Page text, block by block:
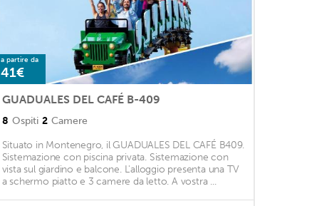
a partire da
41€
GUADUALES DEL CAFÉ B-409
8 Ospiti 2 Camere
Situato in Montenegro, il GUADUALES DEL CAFÉ B409.
Sistemazione con piscina privata. Sistemazione con
vista sul giardino e balcone. L'alloggio presenta una TV
a schermo piatto e 3 camere da letto. A vostra ...